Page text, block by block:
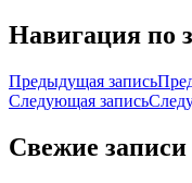
Навигация по
Предыдущая запись
Следующая запись
Свежие записи